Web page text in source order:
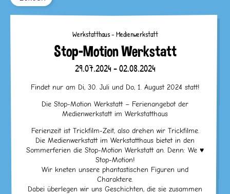
Werkstatthaus - Medienwerkstatt
Stop-Motion Werkstatt
29.07.2024 - 02.08.2024
Findet nur am Di, 30. Juli und Do, 1. August 2024 statt!
Die Stop-Motion Werkstatt – Ferienangebot der
Medienwerkstatt im Werkstatthaus
Ferienzeit ist Trickfilm-Zeit, also drehen wir Trickfilme.
Die Medienwerkstatt im Werkstatthaus bietet in den
Sommerferien die Stop-Motion Werkstatt an. Denn: We ♥
Stop-Motion!
Wir kneten unsere phantastischen Figuren und
Charaktere.
Dabei überlegen wir uns Geschichten, die sie zusammen